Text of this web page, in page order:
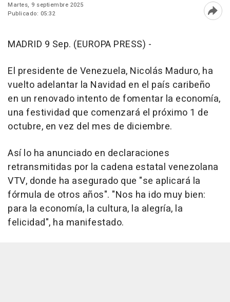
Martes, 9 septiembre 2025
Publicado: 05:32
MADRID 9 Sep. (EUROPA PRESS) -
El presidente de Venezuela, Nicolás Maduro, ha
vuelto adelantar la Navidad en el país caribeño
en un renovado intento de fomentar la economía,
una festividad que comenzará el próximo 1 de
octubre, en vez del mes de diciembre.
Así lo ha anunciado en declaraciones
retransmitidas por la cadena estatal venezolana
VTV, donde ha asegurado que "se aplicará la
fórmula de otros años". "Nos ha ido muy bien:
para la economía, la cultura, la alegría, la
felicidad", ha manifestado.